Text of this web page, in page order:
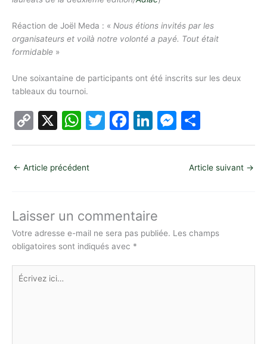
Réaction de Joël Meda : « Nous étions invités par les
organisateurs et voilà notre volonté a payé. Tout était
formidable »
Une soixantaine de participants ont été inscrits sur les deux
tableaux du tournoi.
C
o
p
y
n
k
X
W
h
s
p
p
T
w
F
a
o
o
k
Li
n
n
M
e
g
ar
ta
g
← Article précédent Article suivant →
Laisser un commentaire
Votre adresse e-mail ne sera pas publiée. Les champs
obligatoires sont indiqués avec *
Écrivez
ici…